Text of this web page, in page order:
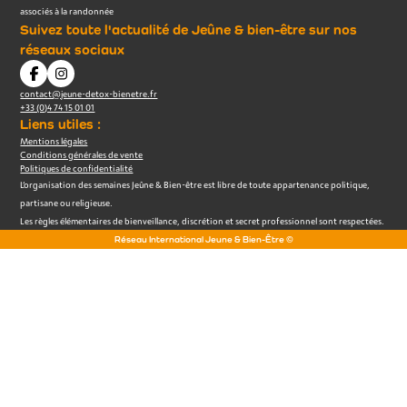
associés à la randonnée
Suivez toute l'actualité de Jeûne & bien-être sur nos
réseaux sociaux
contact@jeune-detox-bienetre.fr
+33 (0)4 74 15 01 01
Liens utiles :
Mentions légales
Conditions générales de vente
Politiques de confidentialité
L’organisation des semaines Jeûne & Bien-être est libre de toute appartenance politique,
partisane ou religieuse.
Les règles élémentaires de bienveillance, discrétion et secret professionnel sont respectées.
Réseau International Jeune & Bien-Être ©